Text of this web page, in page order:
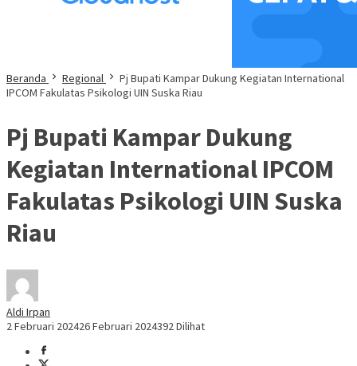
Beranda Regional
Pj Bupati Kampar Dukung Kegiatan International
IPCOM Fakulatas Psikologi UIN Suska Riau
Pj Bupati Kampar Dukung
Kegiatan International IPCOM
Fakulatas Psikologi UIN Suska
Riau
Aldi Irpan
2 Februari 202426 Februari 2024392 Dilihat